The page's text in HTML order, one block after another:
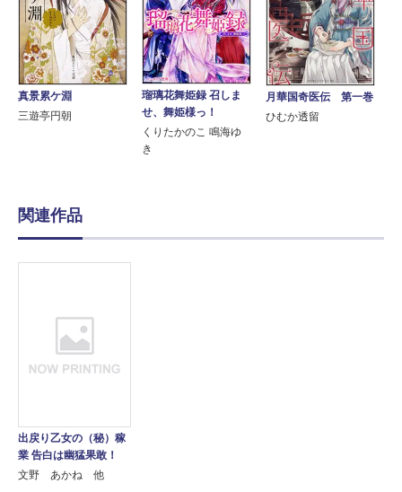
真景累ケ淵
三遊亭円朝
瑠璃花舞姫録 召しま
せ、舞姫様っ！
くりたかのこ 鳴海ゆ
き
月華国奇医伝 第一巻
ひむか透留
関連作品
出戻り乙女の（秘）稼
業 告白は幽猛果敢！
文野 あかね 他